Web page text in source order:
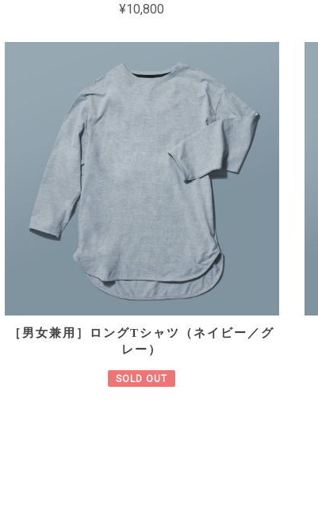
¥10,800
［男女兼用］ロングTシャツ（ネイビー／グ
レー）
SOLD OUT